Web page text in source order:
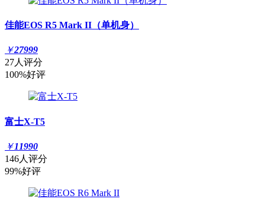
佳能EOS R5 Mark II（单机身）
￥27999
27人评分
100%好评
富士X-T5
￥11990
146人评分
99%好评